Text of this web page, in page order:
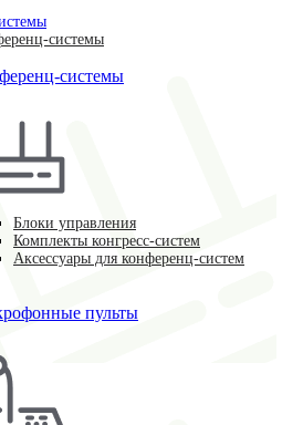
системы
системы
Блоки управления
Комплекты конгресс-систем
Аксессуары для конференц-систем
пульты